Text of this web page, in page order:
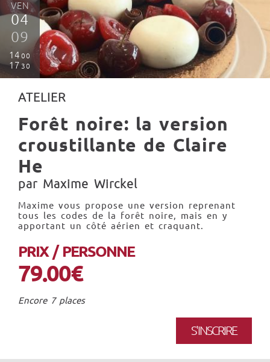
VEN
04
09
14 00
17 30
ATELIER
Forêt noire: la version
croustillante de Claire
He
par Maxime Wirckel
Maxime vous propose une version reprenant
tous les codes de la forêt noire, mais en y
apportant un côté aérien et craquant.
PRIX / PERSONNE
79.00€
Encore 7 places
S'INSCRIRE